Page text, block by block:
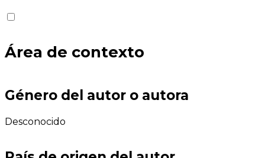
Área de contexto
Género del autor o autora
Desconocido